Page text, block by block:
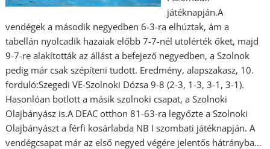
játéknapján.A
vendégek a második negyedben 6-3-ra elhúztak, ám a
tabellán nyolcadik hazaiak előbb 7-7-nél utolérték őket, majd
9-7-re alakították az állást a befejező negyedben, a Szolnok
pedig már csak szépíteni tudott. Eredmény, alapszakasz, 10.
forduló:Szegedi VE-Szolnoki Dózsa 9-8 (2-3, 1-3, 3-1, 3-1).
Hasonlóan botlott a másik szolnoki csapat, a Szolnoki
Olajbányász is.A DEAC otthon 81-63-ra legyőzte a Szolnoki
Olajbányászt a férfi kosárlabda NB I szombati játéknapján. A
vendégcsapat már az első negyed végére jelentős hátrányba…